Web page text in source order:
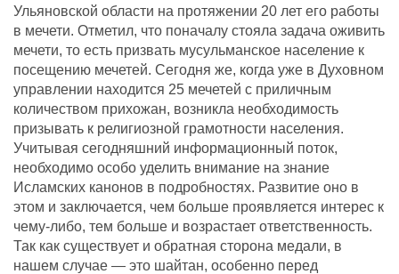
Ульяновской области на протяжении 20 лет его работы
в мечети. Отметил, что поначалу стояла задача оживить
мечети, то есть призвать мусульманское население к
посещению мечетей. Сегодня же, когда уже в Духовном
управлении находится 25 мечетей с приличным
количеством прихожан, возникла необходимость
призывать к религиозной грамотности населения.
Учитывая сегодняшний информационный поток,
необходимо особо уделить внимание на знание
Исламских канонов в подробностях. Развитие оно в
этом и заключается, чем больше проявляется интерес к
чему-либо, тем больше и возрастает ответственность.
Так как существует и обратная сторона медали, в
нашем случае — это шайтан, особенно перед